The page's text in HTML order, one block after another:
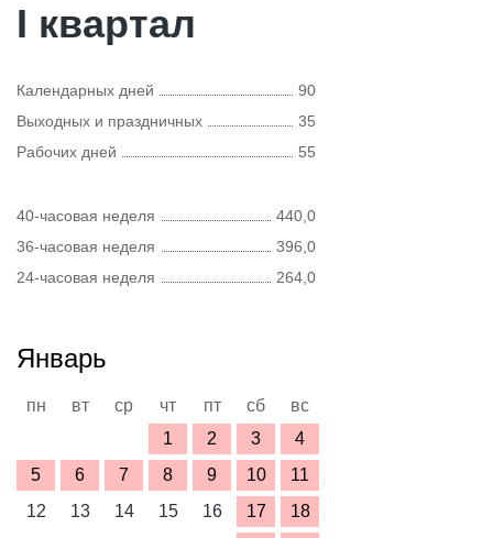
I квартал
Календарных дней
90
Выходных и праздничных
35
Рабочих дней
55
40-часовая неделя
440,0
36-часовая неделя
396,0
24-часовая неделя
264,0
Январь
пн вт ср чт пт сб
вс
1
2 3
4
5
6 7 8 9 10
11
12
13 14 15 16 17
18